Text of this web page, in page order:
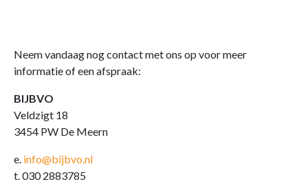
Neem vandaag nog contact met ons op voor meer
informatie of een afspraak:
BIJBVO
Veldzigt 18
3454 PW De Meern
e. info@bijbvo.nl
t. 030 2883785